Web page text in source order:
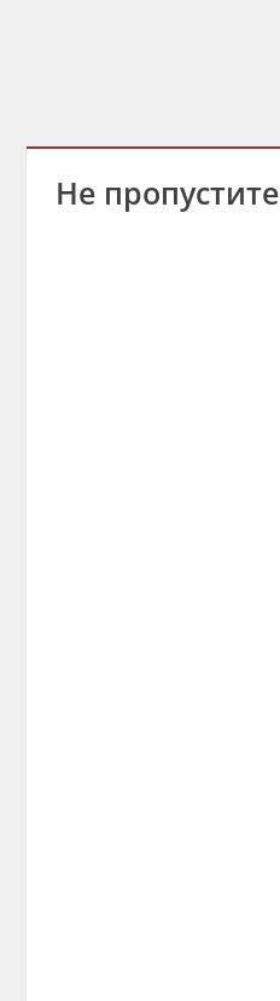
Не пропустите